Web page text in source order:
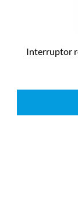
Interruptor